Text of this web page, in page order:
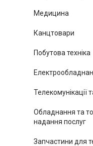
Медицина
Канцтовари
Побутова техніка
Телекомунікації
Обладнання та
надання послуг
Запчастини для